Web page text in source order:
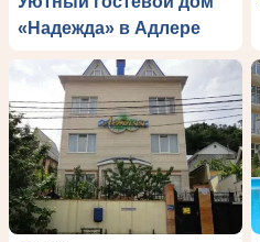
«Надежда» в Адлере